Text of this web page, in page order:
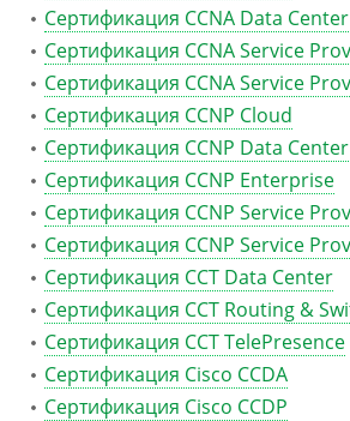
Сертификация CCNA Data Center
Сертификация CCNA Service
Сертификация CCNA Service
Сертификация CCNP Cloud
Сертификация CCNP Data Center
Сертификация CCNP Enterprise
Сертификация CCNP Service
Сертификация CCNP Service
Сертификация CCT Data Center
Сертификация CCT Routing &
Сертификация CCT TelePresence
Сертификация Cisco CCDA
Сертификация Cisco CCDP